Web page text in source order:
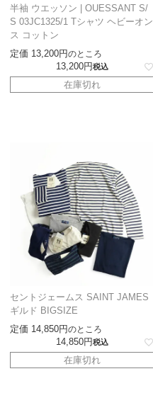
半袖 ウエッソン | OUESSANT S/
S 03JC1325/1 Tシャツ ヘビーオン
ス コットン
定価 13,200 のところ
13,200 税込
在庫切れ
セントジェームス SAINT JAMES
ギルド BIGSIZE
定価 14,850 のところ
14,850 税込
在庫切れ